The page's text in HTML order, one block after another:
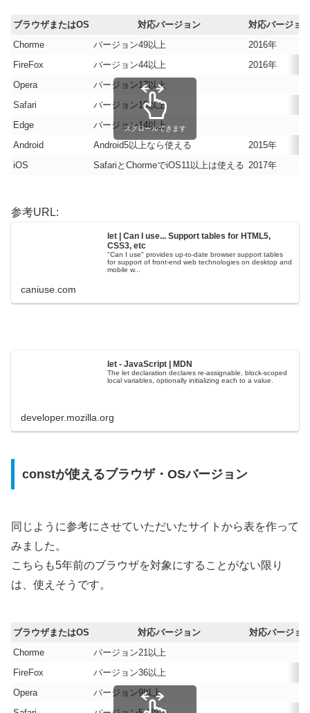
ブラウザまたはOS 対応バージョン
対応バージョ
Chorme
バージョン49以上
2016年
FireFox
バージョン44以上
2016年
Opera
バージョン17以上
Safari
バージョン10以上
Edge
バージョン14以上
Android
Android5以上なら使える
2015年
iOS
SafariとChormeでiOS11以上は使える 2017年
スクロールできます
参考URL:
let | Can I use... Support tables for HTML5,
CSS3, etc
"Can I use" provides up-to-date browser support tables
for support of front-end web technologies on desktop and
mobile w...
caniuse.com
let - JavaScript | MDN
The let declaration declares re-assignable, block-scoped
local variables, optionally initializing each to a value.
developer.mozilla.org
constが使えるブラウザ・OSバージョン
同じように参考にさせていただいたサイトから表を作って
みました。
こちらも5年前のブラウザを対象にすることがない限り
は、使えそうです。
ブラウザまたはOS 対応バージョン
対応バージョ
Chorme
バージョン21以上
FireFox
バージョン36以上
Opera
バージョン9以上